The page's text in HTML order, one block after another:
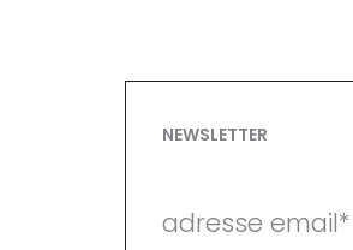
NEWSLETTER
adresse email*